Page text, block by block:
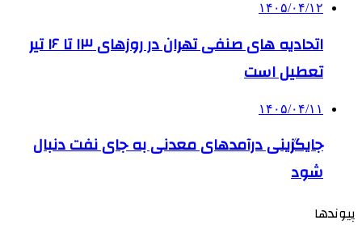
۱۴۰۵/۰۴/۱۲
اتحادیه های صنفی تهران در روزهای ۱۳ تا ۱۶ تیر
تعطیل است
۱۴۰۵/۰۴/۱۱
جایگزینی درآمدهای معدنی به جای نفت دنبال
شود
پیوندها